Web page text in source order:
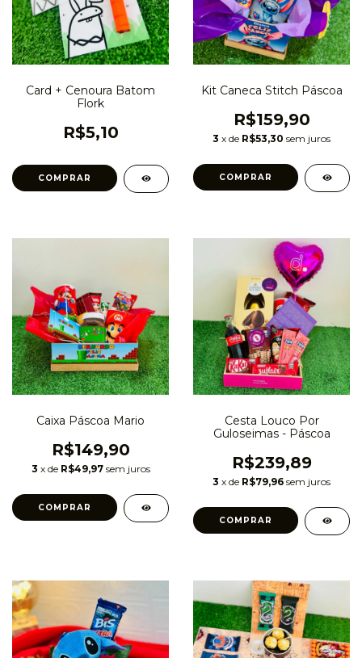
Card + Cenoura Batom
Flork
R$5,10
Kit Caneca Stitch Páscoa
R$159,90
3 x de R$53,30 sem juros
Caixa Páscoa Mario
R$149,90
3 x de R$49,97 sem juros
Cesta Louco Por
Guloseimas - Páscoa
R$239,89
3 x de R$79,96 sem juros